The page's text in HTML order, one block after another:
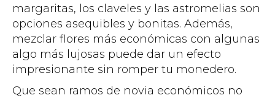
margaritas, los claveles y las astromelias son
opciones asequibles y bonitas. Además,
mezclar flores más económicas con algunas
algo más lujosas puede dar un efecto
impresionante sin romper tu monedero.
Que sean ramos de novia económicos no